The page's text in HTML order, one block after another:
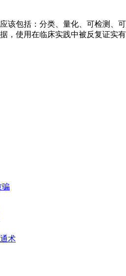
包括：分类、量化、可检测、可
，使用在临床实践中被反复证实
骗
术